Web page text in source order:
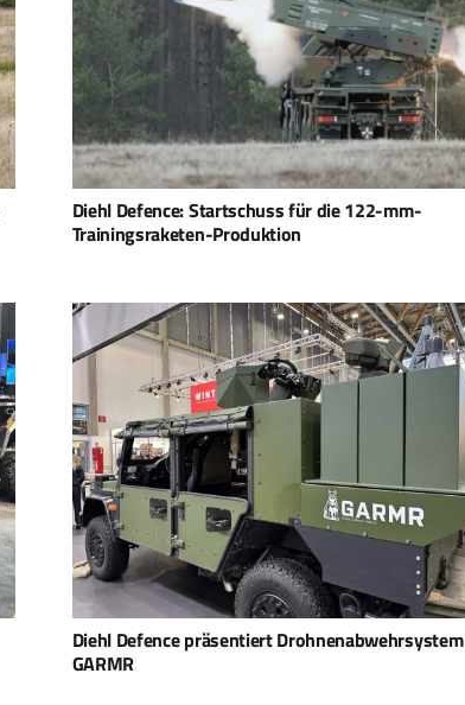
Diehl Defence: Startschuss für die 122-mm-
Trainingsraketen-Produktion
Diehl Defence präsentiert Drohnenabwehrsystem
GARMR